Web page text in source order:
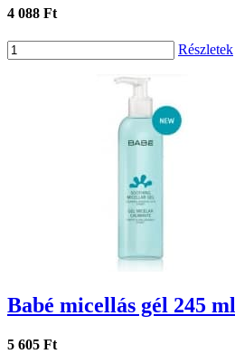
4 088 Ft
Részletek
Babé micellás gél 245 ml
5 605 Ft